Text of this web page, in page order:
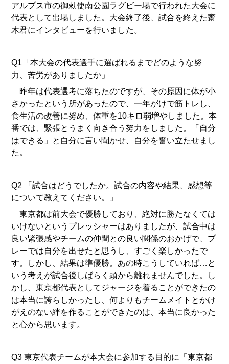
アルプス市の御勅使南公園ラグビー場で行われた大会に
代表として出場しました。大会終了後、試合を終えた齋
木君にインタビューを行いました。
Q1「本大会の代表選手に選ばれるまでどのような努
力、苦労がありましたか」
昨年は代表選考に落ちたのですが、その原因に体が小
さかったという所があったので、一年がけで筋トレし、
食生活の改善に努め、体重を10キロ弱増やしました。本
番では、緊張とうまく向き合う努力をしました。「自分
はできる」と自分に言い聞かせ、自分を奮い立たせまし
た。
Q2 「試合はどうでしたか。試合の内容や結果、感想等
について教えてください。」
東京都は前大会で優勝しており、絶対に勝たなくては
いけないというプレッシャーはありましたが、試合中は
良い緊張感やチームの仲間との良い関係のおかげで、プ
レーでは自分を出せたと思うし、すごく楽しかったで
す。しかし、結果は準優勝。あの時こうしていれば…と
いう考えが試合後しばらく頭から離れませんでした。し
かし、東京都代表としてジャージを着ることができたの
は本当に誇らしかったし、何よりもチームメイトとかけ
がえのない絆を作ることができたのは、本当に良かった
と心から思います。
Q3 東京代表チームが本大会に参加する目的に「東京都